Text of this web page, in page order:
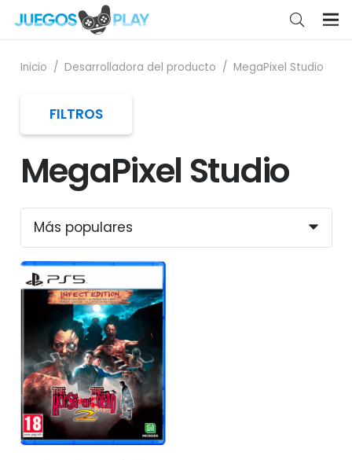
Inicio / Desarrolladora del producto / MegaPixel Studio
MegaPixel Studio
FILTROS